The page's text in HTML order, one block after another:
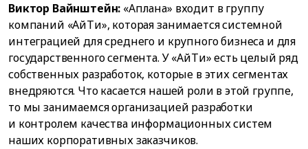
Виктор Вайнштейн: «Аплана» входит в группу
компаний «АйТи», которая занимается системной
интеграцией для среднего и крупного бизнеса и для
государственного сегмента. У «АйТи» есть целый ряд
собственных разработок, которые в этих сегментах
внедряются. Что касается нашей роли в этой группе,
то мы занимаемся организацией разработки
и контролем качества информационных систем
наших корпоративных заказчиков.